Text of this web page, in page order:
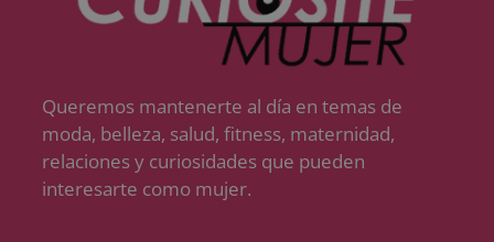
Queremos mantenerte al día en temas de
moda, belleza, salud, fitness, maternidad,
relaciones y curiosidades que pueden
interesarte como mujer.